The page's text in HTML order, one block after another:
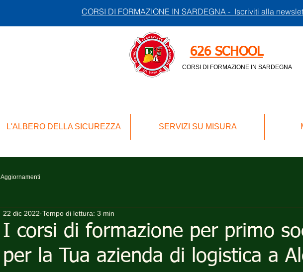
CORSI DI FORMAZIONE IN SARDEGNA - Iscriviti alla
626 SCHOOL
CORSI DI FORMAZIONE IN SARDEGNA
L'ALBERO DELLA SICUREZZA SERVIZI SU MISURA
Aggiornamenti
I corsi di formazione per primo
per la Tua azienda di logistica a
22 dic 2022 Tempo di lettura: 3 min